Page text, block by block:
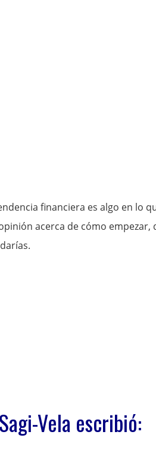
financiera es algo en lo
acerca de cómo empezar,
Vela escribió: